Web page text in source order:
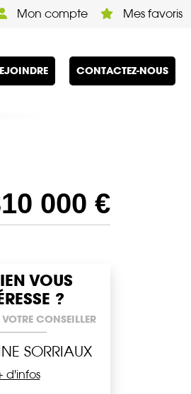
Mon compte Mes favoris
CONTACTEZ-NOUS
000 €
VOUS
?
CONSEILLER
SORRIAUX
d'infos